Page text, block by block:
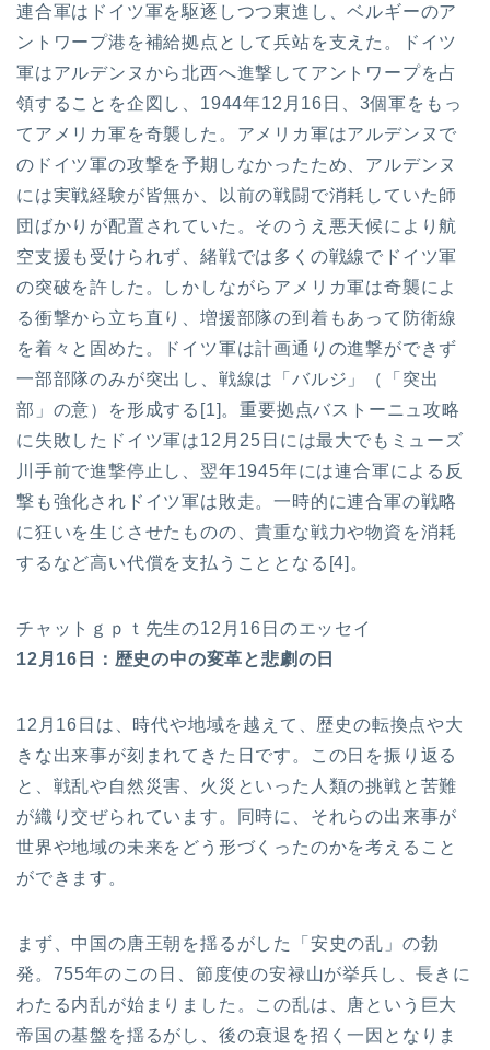
連合軍はドイツ軍を駆逐しつつ東進し、ベルギーのア
ントワープ港を補給拠点として兵站を支えた。ドイツ
軍はアルデンヌから北西へ進撃してアントワープを占
領することを企図し、1944年12月16日、3個軍をもっ
てアメリカ軍を奇襲した。アメリカ軍はアルデンヌで
のドイツ軍の攻撃を予期しなかったため、アルデンヌ
には実戦経験が皆無か、以前の戦闘で消耗していた師
団ばかりが配置されていた。そのうえ悪天候により航
空支援も受けられず、緒戦では多くの戦線でドイツ軍
の突破を許した。しかしながらアメリカ軍は奇襲によ
る衝撃から立ち直り、増援部隊の到着もあって防衛線
を着々と固めた。ドイツ軍は計画通りの進撃ができず
一部部隊のみが突出し、戦線は「バルジ」（「突出
部」の意）を形成する[1]。重要拠点バストーニュ攻略
に失敗したドイツ軍は12月25日には最大でもミューズ
川手前で進撃停止し、翌年1945年には連合軍による反
撃も強化されドイツ軍は敗走。一時的に連合軍の戦略
に狂いを生じさせたものの、貴重な戦力や物資を消耗
するなど高い代償を支払うこととなる[4]。
チャットｇｐｔ先生の12月16日のエッセイ
12月16日：歴史の中の変革と悲劇の日
12月16日は、時代や地域を越えて、歴史の転換点や大
きな出来事が刻まれてきた日です。この日を振り返る
と、戦乱や自然災害、火災といった人類の挑戦と苦難
が織り交ぜられています。同時に、それらの出来事が
世界や地域の未来をどう形づくったのかを考えること
ができます。
まず、中国の唐王朝を揺るがした「安史の乱」の勃
発。755年のこの日、節度使の安禄山が挙兵し、長きに
わたる内乱が始まりました。この乱は、唐という巨大
帝国の基盤を揺るがし、後の衰退を招く一因となりま